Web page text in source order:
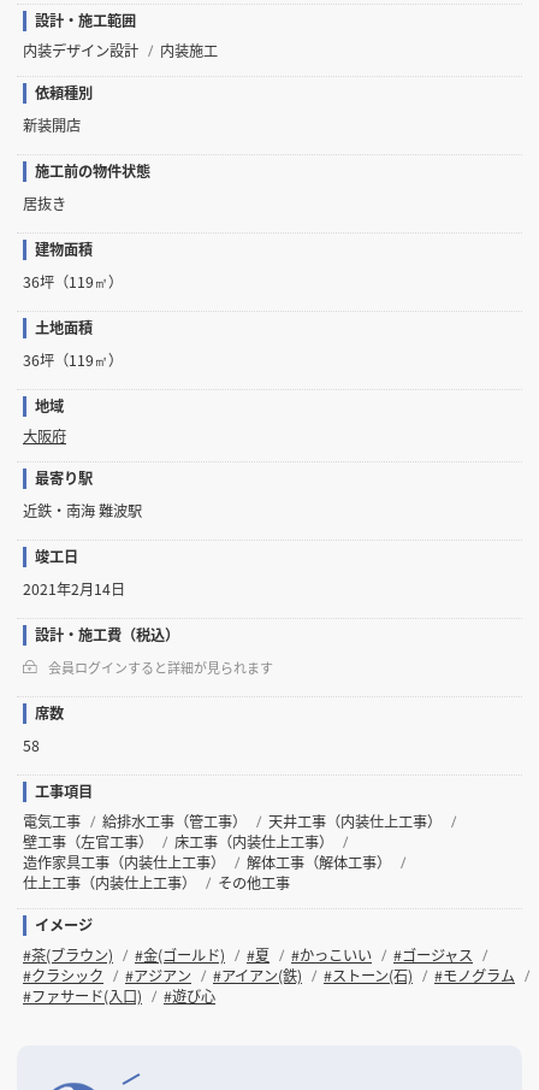
設計・施工範囲
内装デザイン設計
内装施工
依頼種別
新装開店
施工前の物件状態
居抜き
建物面積
36坪（119㎡）
土地面積
36坪（119㎡）
地域
大阪府
最寄り駅
近鉄・南海 難波駅
竣工日
2021年2月14日
設計・施工費（税込）
会員ログインすると詳細が見られます
席数
58
工事項目
電気工事
給排水工事（管工事）
天井工事（内装仕上工事）
壁工事（左官工事）
床工事（内装仕上工事）
造作家具工事（内装仕上工事）
解体工事（解体工事）
仕上工事（内装仕上工事）
その他工事
イメージ
#茶(ブラウン)
#金(ゴールド) #夏 #かっこいい
#ゴージャス
#クラシック
#アジアン #アイアン(鉄) #ストーン(石)
#モノグラム
#ファサード(入口)
#遊び心